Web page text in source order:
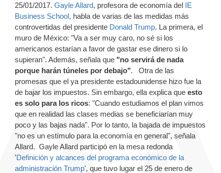
25/01/2017. Gayle Allard, profesora de economía del IE
Business School, habla de varias de las medidas más
controvertidas del presidente Donald Trump. La primera, el
muro de México: "Va a ser muy caro, no sé si los
americanos estarían a favor de gastar ese dinero si lo
supieran". Además, señala que "no servirá de nada
porque harán túneles por debajo". Otra de las
promesas que el ya presidente estadounidense hizo fue la
de bajar los impuestos. Sin embargo, ella explica que esto
es solo para los ricos: "Cuando estudiamos el plan vimos
que en realidad las clases medias se beneficiarían muy
poco y las bajas nada". Por lo tanto, la bajada de impuestos
"no es un estímulo para la economía en general", señala
Allard. Gayle Allard participó en la mesa redonda
'Definición y alcances del programa económico de la
administración Trump', que tuvo lugar el 25 de enero de